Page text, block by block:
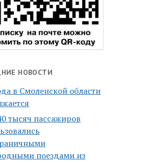
НОВОСТИ
в Смоленской области
тысяч пассажиров
поездами из